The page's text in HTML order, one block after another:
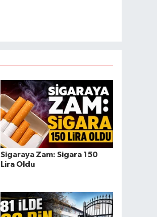
Sigaraya Zam: Sigara 150
Lira Oldu